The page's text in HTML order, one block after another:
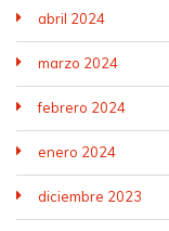
abril 2024
marzo 2024
febrero 2024
enero 2024
diciembre 2023